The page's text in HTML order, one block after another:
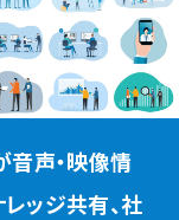
音声・映像情
ッジ共有、社